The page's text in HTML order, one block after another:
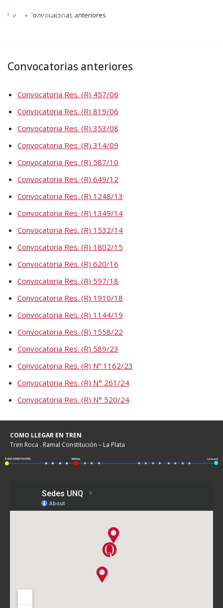
Inicio » Convocatorias anteriores
Convocatorias anteriores
Convocatoria Res. (R) 457/06
Convocatoria Res. (R) 819/06
Convocatoria Res. (R) 353/08
Convocatoria Res. (R) 314/09
Convocatoria Res. (R) 587/10
Convocatoria Res. (R) 649/12
Convocatoria Res. (R) 1248/13
Convocatoria Res. (R) 1349/14
Convocatoria Res. (R) 1532/14
Convocatoria Res. (R) 1802/15
Convocatoria Res. (R) 620/16
Convocatoria Res. (R) 597/18
Convocatoria Res. (R) 1910/18
Convocatoria Res. (R) 1144/19
Convocatoria Res. (R) 1558/22
Convocatoria Res. (R) 589/23
Convocatoria Res. (R) Nº 1162/23
Convocatoria Res. (R) N° 261/24
Convocatoria Res. (R) N° 520/24
COMO LLEGAR EN TREN
Tren Roca . Ramal Constitución – La Plata